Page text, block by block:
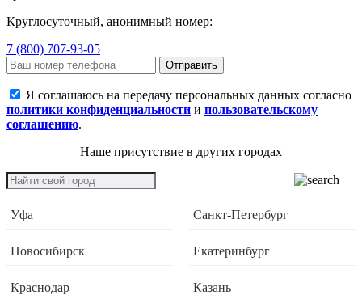
Круглосуточный, анонимный номер:
7 (800) 707-93-05
Отправить
Я соглашаюсь на передачу персональных данных согласно
политики конфиденциальности и пользовательскому
соглашению.
Наше присутствие в других городах
Уфа Санкт-Петербург
Новосибирск Екатеринбург
Краснодар Казань